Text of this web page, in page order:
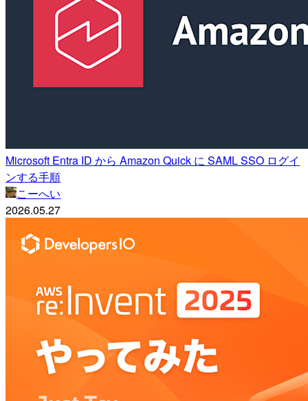
Microsoft Entra ID から Amazon Quick に SAML SSO ログイ
ンする手順
こーへい
2026.05.27